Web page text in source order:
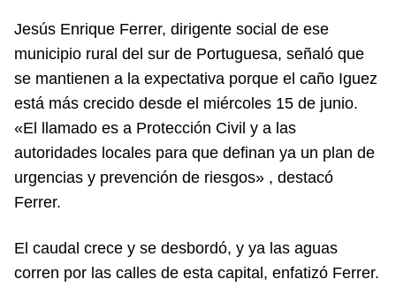
Jesús Enrique Ferrer, dirigente social de ese
municipio rural del sur de Portuguesa, señaló que
se mantienen a la expectativa porque el caño Iguez
está más crecido desde el miércoles 15 de junio.
«El llamado es a Protección Civil y a las
autoridades locales para que definan ya un plan de
urgencias y prevención de riesgos» , destacó
Ferrer.
El caudal crece y se desbordó, y ya las aguas
corren por las calles de esta capital, enfatizó Ferrer.